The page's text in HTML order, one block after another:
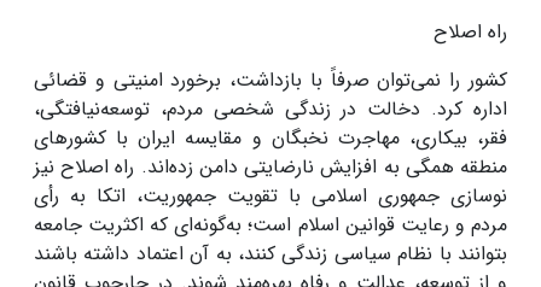
راه اصلاح
کشور را نمی‌توان صرفاً با بازداشت، برخورد امنیتی و قضائی
اداره کرد. دخالت در زندگی شخصی مردم، توسعه‌نیافتگی،
فقر، بیکاری، مهاجرت نخبگان و مقایسه ایران با کشورهای
منطقه همگی به افزایش نارضایتی دامن زده‌اند. راه اصلاح نیز
نوسازی جمهوری اسلامی با تقویت جمهوریت، اتکا به رأی
مردم و رعایت قوانین اسلام است؛ به‌گونه‌ای که اکثریت جامعه
بتوانند با نظام سیاسی زندگی کنند، به آن اعتماد داشته باشند